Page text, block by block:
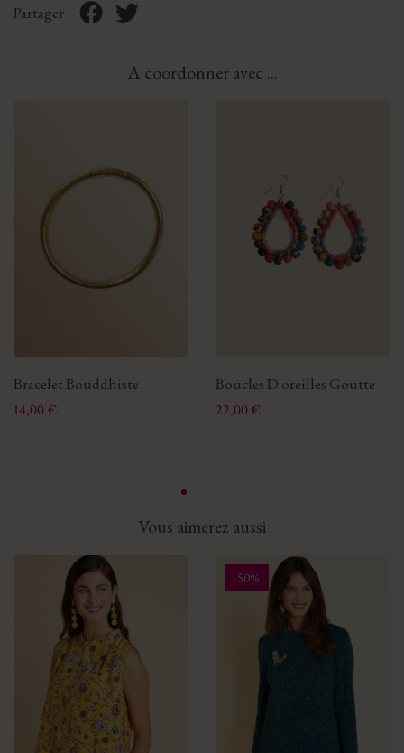
Partager
A coordonner avec ...
Bracelet Bouddhiste
Prix
14,00 €
Boucles D'oreilles Goutte
Prix
22,00 €
Vous aimerez aussi
-50%